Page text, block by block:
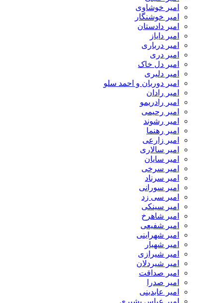
امیر خوشاوی
امیر خوشنگار
امیر دادستان
امیر دایاز
امیر درباری
امیر دری
امیر دل خاک
امیر دلیری
امیر دوربان و احمد سلو
امیر رادان
امیر رادریمو
امیر رحیمی
امیر رشوند
امیر رهنما
امیر زارعی
امیر سالاری
امیر سایان
امیر سرخی
امیر سرناد
امیر سورانی
امیر سی زد
امیر سینکی
امیر شاهرخ
امیر شفیعی
امیر شهراینی
امیر شهیار
امیر شیرازی
امیر شیردلان
امیر صداقت
امیر صدرا
امیر عابدینی